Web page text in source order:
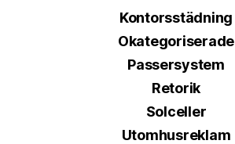
Kontorsstädning
Okategoriserade
Passersystem
Retorik
Solceller
Utomhusreklam